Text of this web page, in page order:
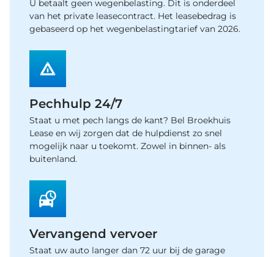
U betaalt geen wegenbelasting. Dit is onderdeel
van het private leasecontract. Het leasebedrag is
gebaseerd op het wegenbelastingtarief van 2026.
Pechhulp 24/7
Staat u met pech langs de kant? Bel Broekhuis
Lease en wij zorgen dat de hulpdienst zo snel
mogelijk naar u toekomt. Zowel in binnen- als
buitenland.
Vervangend vervoer
Staat uw auto langer dan 72 uur bij de garage